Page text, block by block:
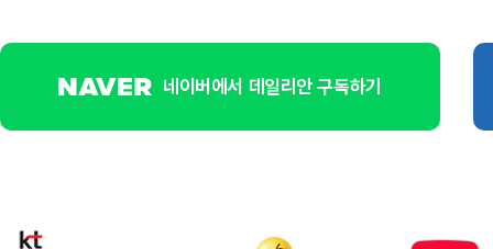
네이버에서 데일리안 구독하기